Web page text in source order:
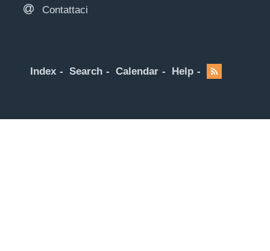
Contattaci
Index Search Calendar Help